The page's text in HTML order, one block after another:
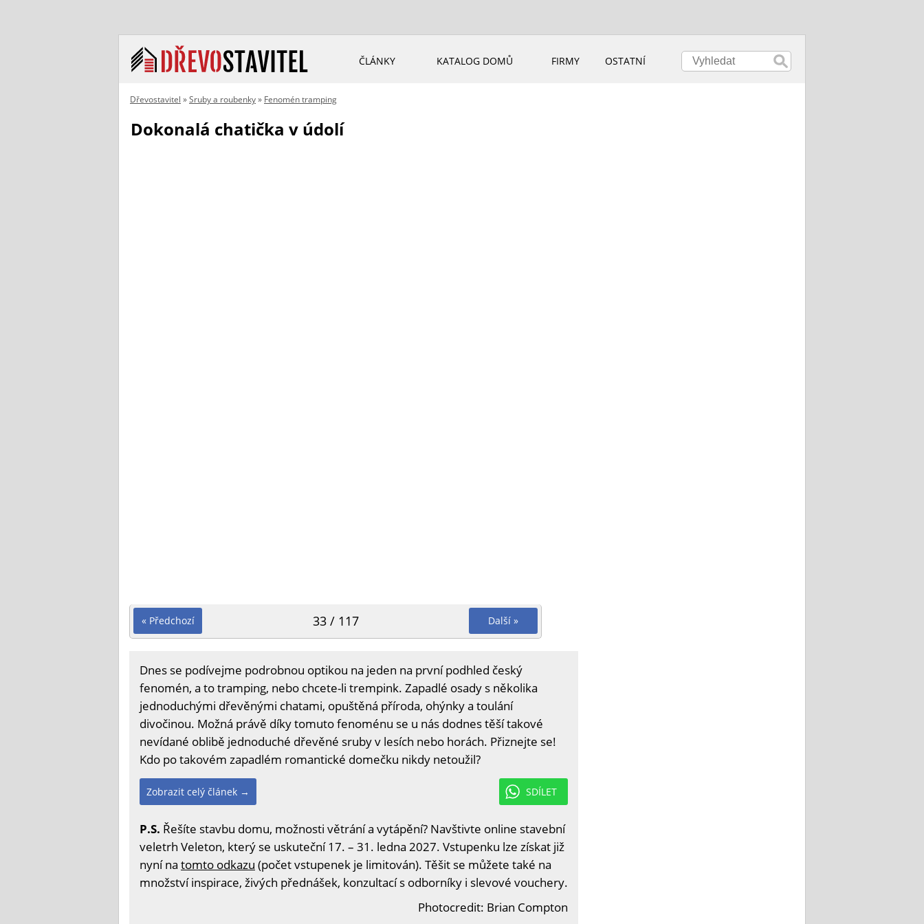
ČLÁNKY KATALOG DOMŮ FIRMY OSTATNÍ
Dřevostavitel »Sruby a roubenky» Fenomén tramping
Dokonalá chatička v údolí
« Předchozí Další »
33 / 117
Dnes se podívejme podrobnou optikou na jeden na první podhled český
fenomén, a to tramping, nebo chcete-li trempink. Zapadlé osady s několika
jednoduchými dřevěnými chatami, opuštěná příroda, ohýnky a toulání
divočinou. Možná právě díky tomuto fenoménu se u nás dodnes těší takové
nevídané oblibě jednoduché dřevěné sruby v lesích nebo horách. Přiznejte se!
Kdo po takovém zapadlém romantické domečku nikdy netoužil?
SDÍLET
Zobrazit celý článek →
P.S. Řešíte stavbu domu, možnosti větrání a vytápění? Navštivte online stavební
veletrh Veleton, který se uskuteční 17. – 31. ledna 2027. Vstupenku lze získat již
nyní na tomto odkazu (počet vstupenek je limitován). Těšit se můžete také na
množství inspirace, živých přednášek, konzultací s odborníky i slevové vouchery.
Photocredit: Brian Compton